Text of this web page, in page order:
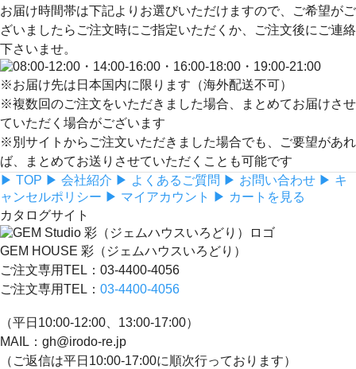
お届け時間帯は下記よりお選びいただけますので、ご希望がご
ざいましたらご注文時にご指定いただくか、ご注文後にご連絡
下さいませ。
※お届け先は日本国内に限ります（海外配送不可）
※複数回のご注文をいただきました場合、まとめてお届けさせ
ていただく場合がございます
※別サイトからご注文いただきました場合でも、ご要望があれ
ば、まとめてお送りさせていただくことも可能です
▶ TOP ▶ 会社紹介 ▶ よくあるご質問 ▶ お問い合わせ ▶ キ
ャンセルポリシー ▶ マイアカウント
▶ カートを見る
カタログサイト
GEM HOUSE 彩（ジェムハウスいろどり）
ご注文専用TEL：03-4400-4056
ご注文専用TEL： 03-4400-4056
（平日10:00-12:00、13:00-17:00）
MAIL：gh@irodo-re.jp
（ご返信は平日10:00-17:00に順次行っております）